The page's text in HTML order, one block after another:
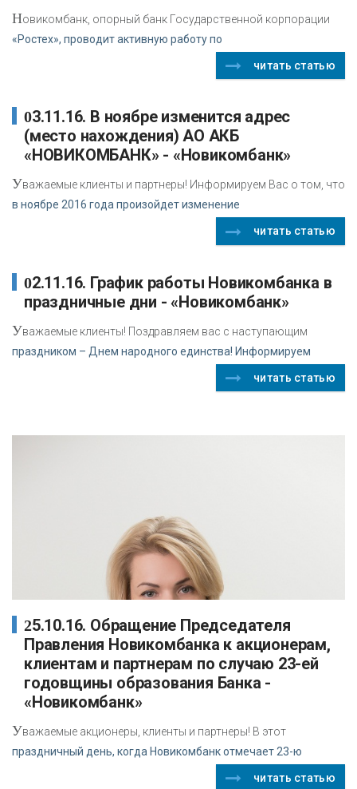
Новикомбанк, опорный банк Государственной корпорации
«Ростех», проводит активную работу по
читать статью
03.11.16. В ноябре изменится адрес
(место нахождения) АО АКБ
«НОВИКОМБАНК» - «Новикомбанк»
Уважаемые клиенты и партнеры! Информируем Вас о том, что
в ноябре 2016 года произойдет изменение
читать статью
02.11.16. График работы Новикомбанка в
праздничные дни - «Новикомбанк»
Уважаемые клиенты! Поздравляем вас с наступающим
праздником – Днем народного единства! Информируем
читать статью
25.10.16. Обращение Председателя
Правления Новикомбанка к акционерам,
клиентам и партнерам по случаю 23-ей
годовщины образования Банка -
«Новикомбанк»
Уважаемые акционеры, клиенты и партнеры! В этот
праздничный день, когда Новикомбанк отмечает 23-ю
читать статью